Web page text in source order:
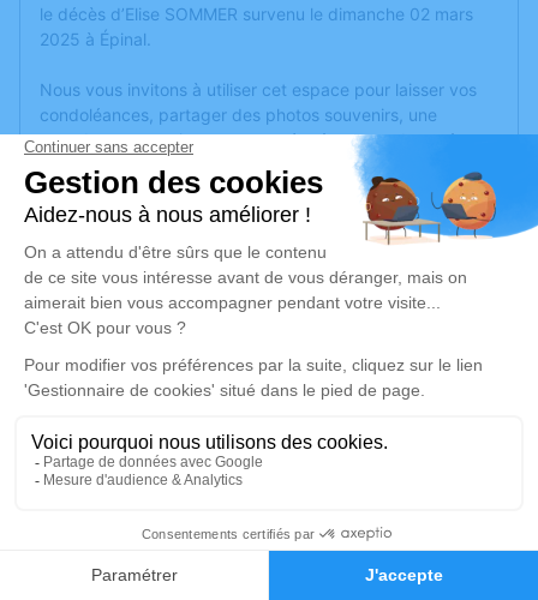
Faire-part Hommages
le décès d’Elise SOMMER survenu le dimanche 02 mars
2025 à Épinal.
Nous vous invitons à utiliser cet espace pour laisser vos
condoléances, partager des photos souvenirs, une
anecdote ou exprimer vos pensées à travers des poèmes
ou des textes. Cet endroit est un lieu d'expression dédié à
honorer la mémoire d’Elise SOMMER.
Un service de plantation d’arbre hommage estdisponible
vendredi 07 mars 2025 à 14h30
Église de Le Val-d'Ajol
88340 Le Val-d'Ajol
Je rends hommage